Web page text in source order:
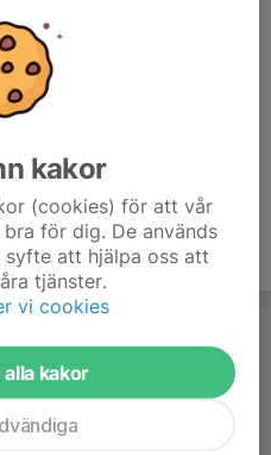
kakor
(cookies) för att vår
för dig. De används
att hjälpa oss att
tjänster.
vi cookies
kakor